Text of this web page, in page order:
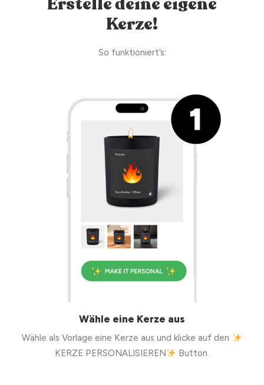
Kerze!
So funktioniert’s:
Wähle eine Kerze aus
Wähle als Vorlage eine Kerze aus und klicke auf den
KERZE PERSONALISIEREN
Button.